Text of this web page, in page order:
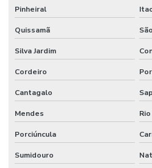
Limpeza De Áreas Externas E Jardins
Limpeza De Áreas Industriais
Limpeza De Banheiros Comerciais
Limpeza De Banheiros E Áreas
Limpeza De Escritórios E Ambientes
Pinheiral
Quissamã
Silva Jardim
Cordeiro
Cantagalo
Mendes
Porciúncula
Sumidouro